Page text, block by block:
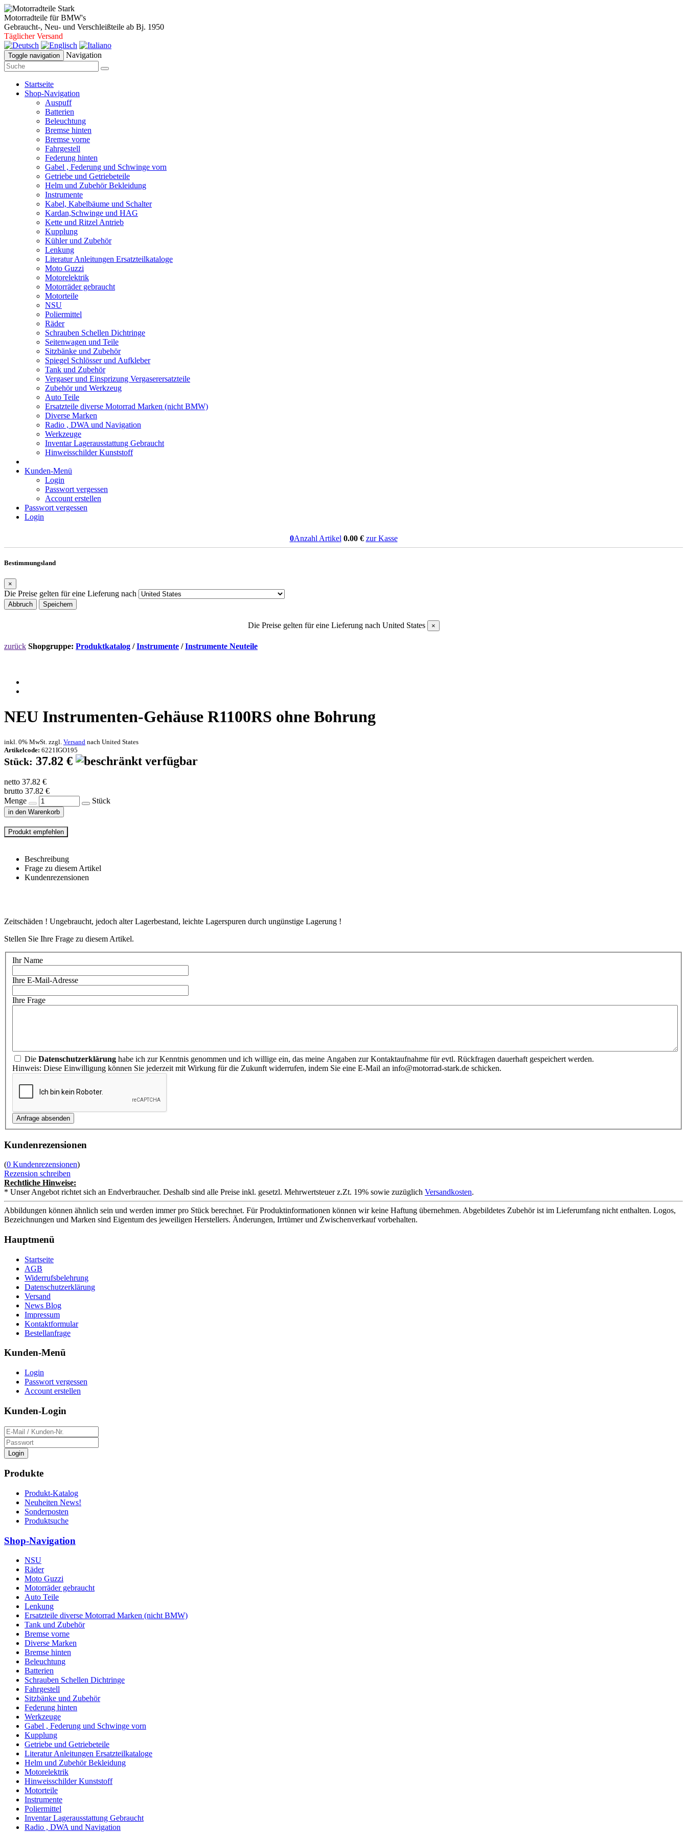
Motorradteile für BMW's
Gebraucht-, Neu- und Verschleißteile ab Bj. 1950
Täglicher Versand
Toggle navigation Navigation
Startseite
Shop-Navigation
Auspuff
Batterien
Beleuchtung
Bremse hinten
Bremse vorne
Fahrgestell
Federung hinten
Gabel , Federung und Schwinge vorn
Getriebe und Getriebeteile
Helm und Zubehör Bekleidung
Instrumente
Kabel, Kabelbäume und Schalter
Kardan,Schwinge und HAG
Kette und Ritzel Antrieb
Kupplung
Kühler und Zubehör
Lenkung
Literatur Anleitungen Ersatzteilkataloge
Moto Guzzi
Motorelektrik
Motorräder gebraucht
Motorteile
NSU
Poliermittel
Räder
Schrauben Schellen Dichtringe
Seitenwagen und Teile
Sitzbänke und Zubehör
Spiegel Schlösser und Aufkleber
Tank und Zubehör
Vergaser und Einsprizung Vergaserersatzteile
Zubehör und Werkzeug
Auto Teile
Ersatzteile diverse Motorrad Marken (nicht BMW)
Diverse Marken
Radio , DWA und Navigation
Werkzeuge
Inventar Lagerausstattung Gebraucht
Hinweisschilder Kunststoff
Kunden-Menü
Login
Passwort vergessen
Account erstellen
Passwort vergessen
Login
0Anzahl Artikel 0.00€ zur Kasse
Bestimmungsland
×
Die Preise gelten für eine Lieferung nach
Abbruch Speichern
Die Preise gelten für eine Lieferung nach United States ×
zurück Shopgruppe: Produktkatalog /Instrumente /Instrumente Neuteile
NEU Instrumenten-Gehäuse R1100RS ohne Bohrung
inkl. 0% MwSt. zzgl. Versand nach United States
Artikelcode: 6221IGO195
Stück: 37.82 €
netto 37.82 €
brutto 37.82 €
Menge
Stück
in den Warenkorb
Beschreibung
Frage zu diesem Artikel
Kundenrezensionen
Zeitschäden ! Ungebraucht, jedoch alter Lagerbestand, leichte Lagerspuren durch ungünstige Lagerung !
Stellen Sie Ihre Frage zu diesem Artikel.
Ihr Name
Ihre E-Mail-Adresse
Ihre Frage
Die Datenschutzerklärung habe ich zur Kenntnis genommen und ich willige ein, das meine Angaben zur Kontaktaufnahme für evtl. Rückfragen dauerhaft gespeichert werden.
Hinweis: Diese Einwilligung können Sie jederzeit mit Wirkung für die Zukunft widerrufen, indem Sie eine E-Mail an info@motorrad-stark.de schicken.
Kundenrezensionen
(0 Kundenrezensionen)
Rezension schreiben
Rechtliche Hinweise:
* Unser Angebot richtet sich an Endverbraucher. Deshalb sind alle Preise inkl. gesetzl. Mehrwertsteuer z.Zt. 19% sowie zuzüglich Versandkosten.
Abbildungen können ähnlich sein und werden immer pro Stück berechnet. Für Produktinformationen können wir keine Haftung übernehmen. Abgebildetes Zubehör ist im Lieferumfang nicht enthalten. Logos,
Bezeichnungen und Marken sind Eigentum des jeweiligen Herstellers. Änderungen, Irrtümer und Zwischenverkauf vorbehalten.
Hauptmenü
Startseite
AGB
Widerrufsbelehrung
Datenschutzerklärung
Versand
News Blog
Impressum
Kontaktformular
Bestellanfrage
Kunden-Menü
Login
Passwort vergessen
Account erstellen
Kunden-Login
Login
Produkte
Produkt-Katalog
Neuheiten News!
Sonderposten
Produktsuche
Shop-Navigation
NSU
Räder
Moto Guzzi
Motorräder gebraucht
Auto Teile
Lenkung
Ersatzteile diverse Motorrad Marken (nicht BMW)
Tank und Zubehör
Bremse vorne
Diverse Marken
Bremse hinten
Beleuchtung
Batterien
Schrauben Schellen Dichtringe
Fahrgestell
Sitzbänke und Zubehör
Federung hinten
Werkzeuge
Gabel , Federung und Schwinge vorn
Kupplung
Getriebe und Getriebeteile
Literatur Anleitungen Ersatzteilkataloge
Helm und Zubehör Bekleidung
Motorelektrik
Hinweisschilder Kunststoff
Motorteile
Instrumente
Poliermittel
Inventar Lagerausstattung Gebraucht
Radio , DWA und Navigation